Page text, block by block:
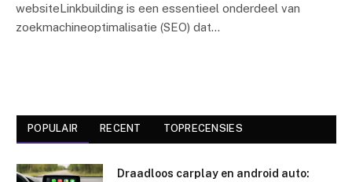
websiteLinkbuilding is een essentieel onderdeel van
zoekmachineoptimalisatie (SEO) dat…
POPULAIR RECENT TOPRECENSIES
Draadloos carplay en android auto: